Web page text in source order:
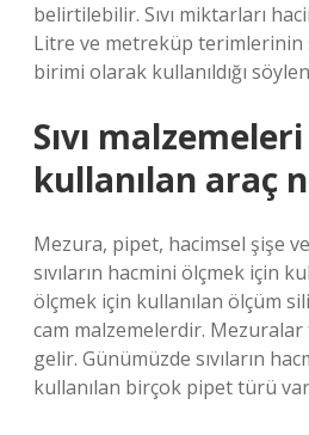
belirtilebilir. Sıvı miktarları
Litre ve metreküp terimlerinin
birimi olarak kullanıldığı
Sıvı
kullanılan araç
Mezura, pipet, hacimsel şişe
sıvıların hacmini ölçmek için
ölçmek için kullanılan ölçüm
cam malzemelerdir.
gelir. Günümüzde sıvıların
kullanılan birçok pipet türü